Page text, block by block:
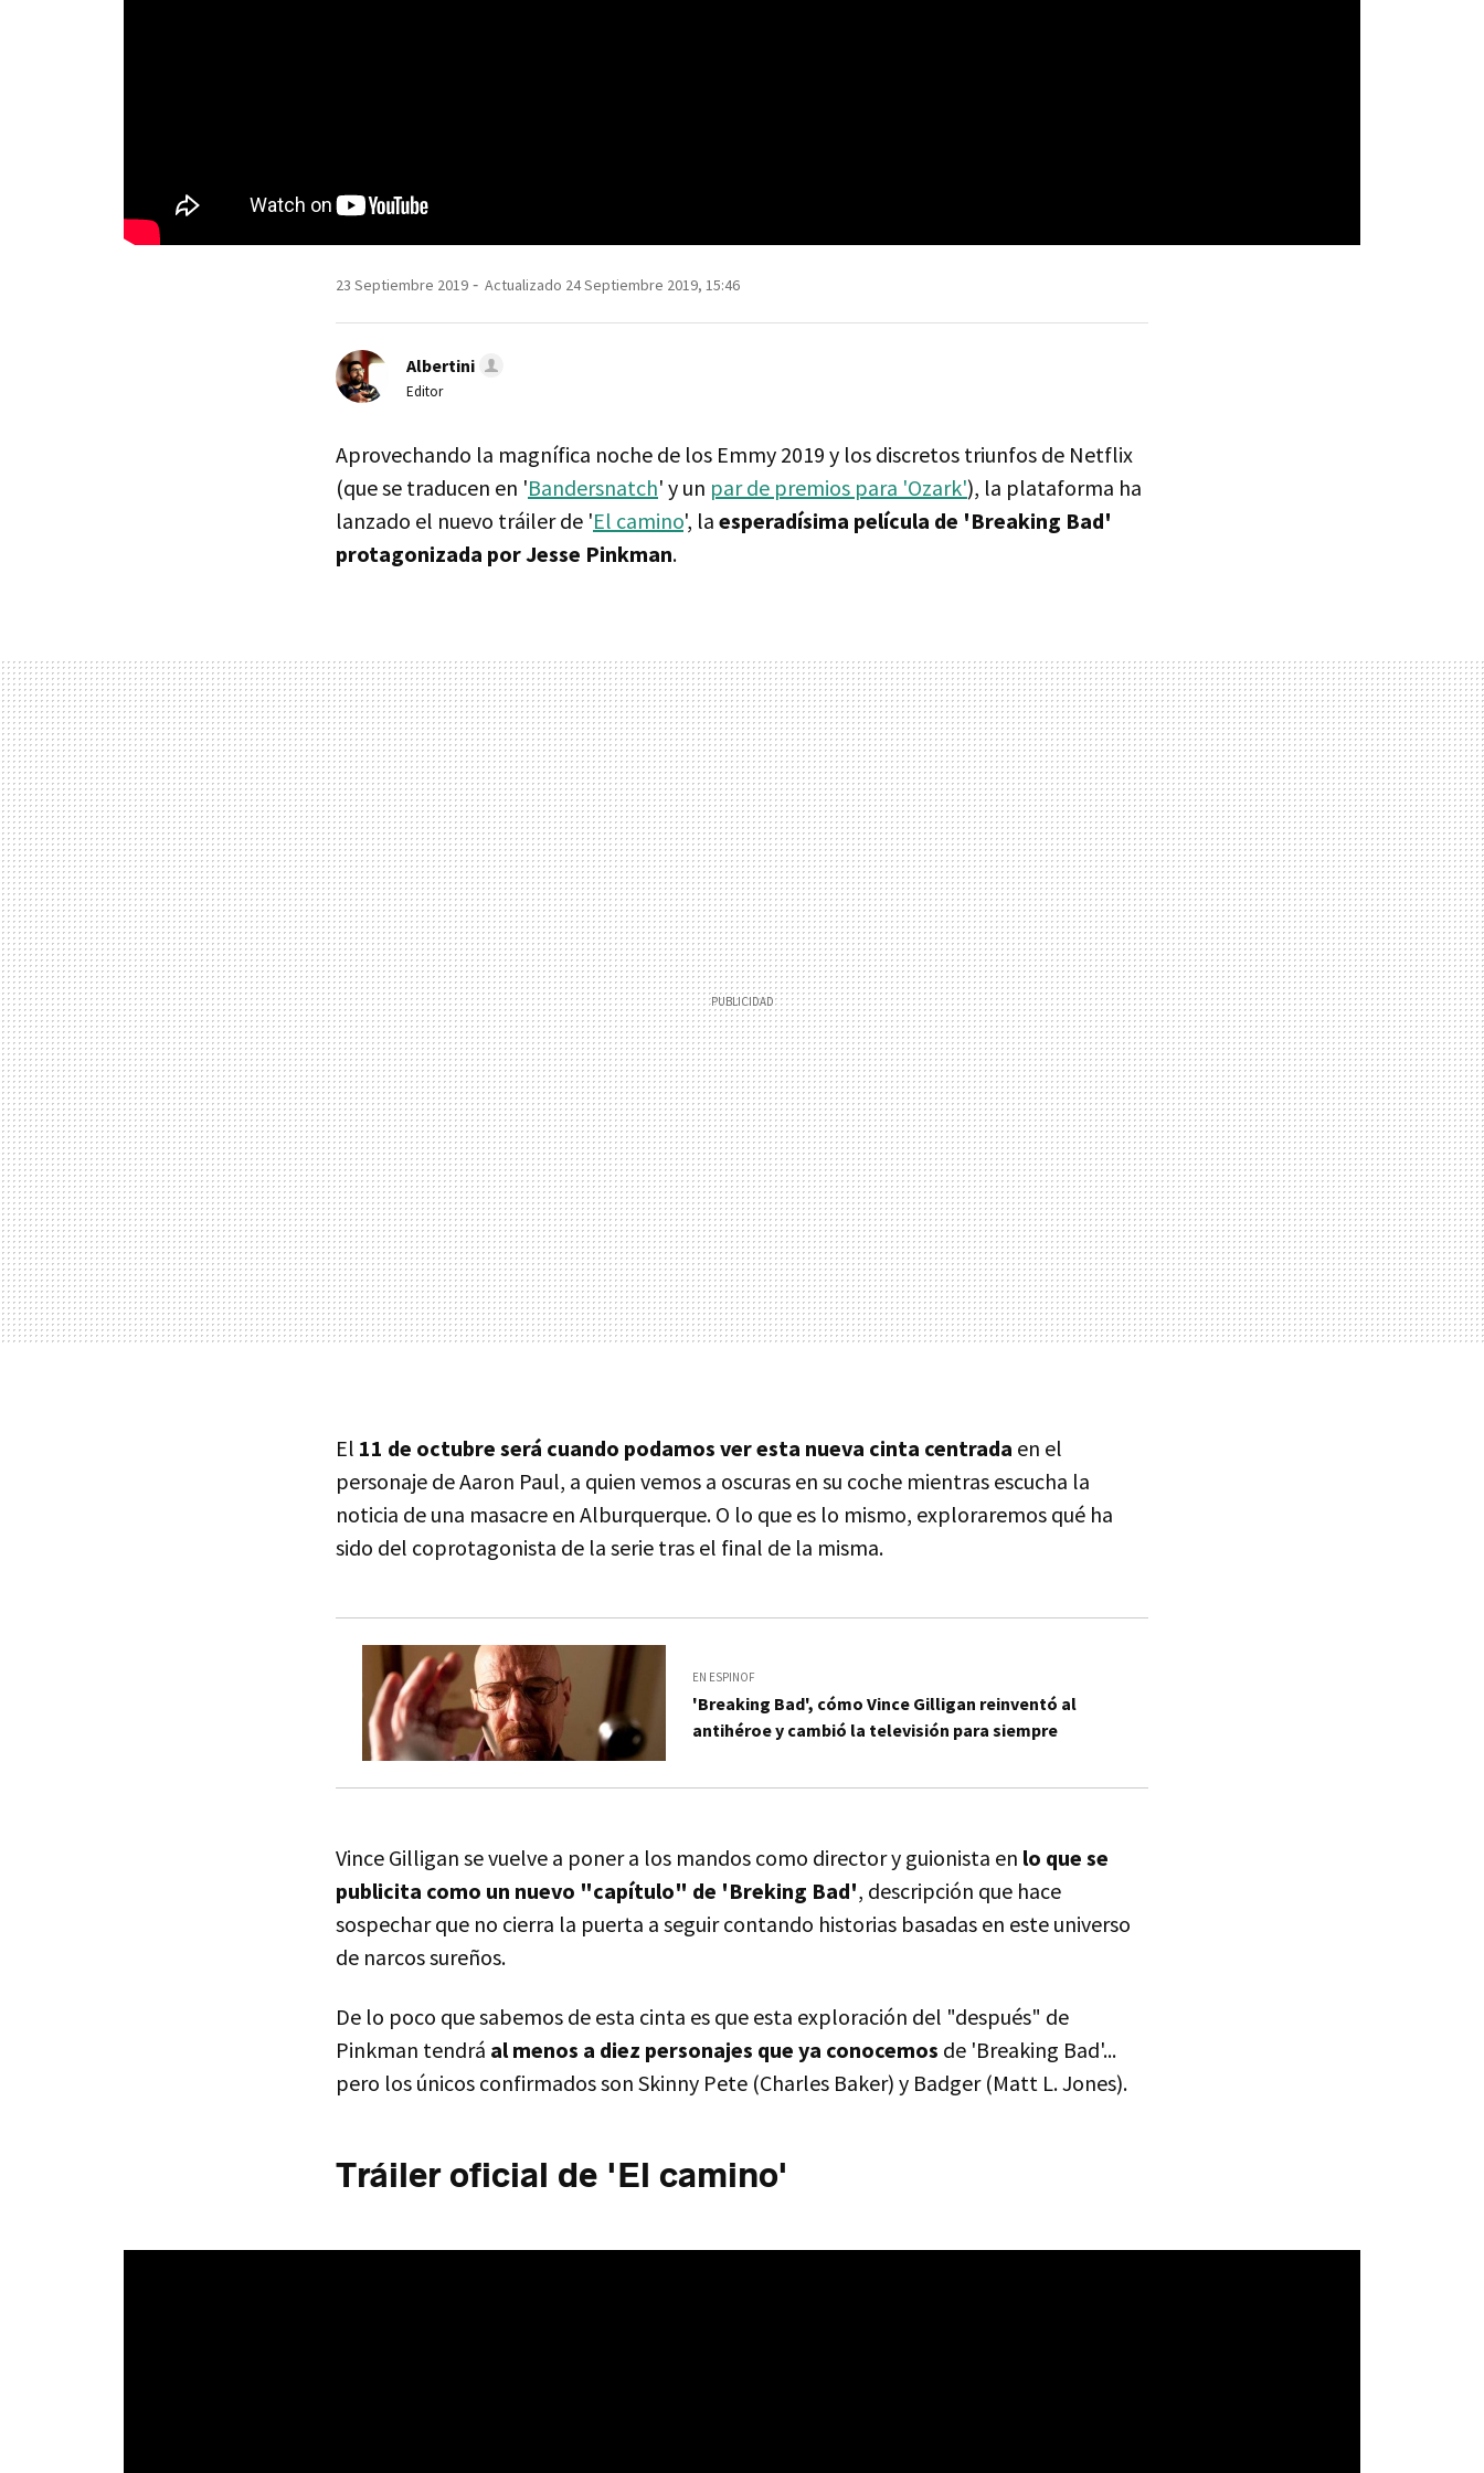
23 Septiembre 2019 Actualizado 24 Septiembre 2019, 15:46
Albertini
Editor
Aprovechando la magnífica noche de los Emmy 2019 y los discretos triunfos de Netflix
(que se traducen en 'Bandersnatch' y un par de premios para 'Ozark'), la plataforma ha
lanzado el nuevo tráiler de 'El camino', la esperadísima película de 'Breaking Bad'
protagonizada por Jesse Pinkman.
El 11 de octubre será cuando podamos ver esta nueva cinta centrada en el
personaje de Aaron Paul, a quien vemos a oscuras en su coche mientras escucha la
noticia de una masacre en Alburquerque. O lo que es lo mismo, exploraremos qué ha
sido del coprotagonista de la serie tras el final de la misma.
EN ESPINOF
'Breaking Bad', cómo Vince Gilligan reinventó al
antihéroe y cambió la televisión para siempre
Vince Gilligan se vuelve a poner a los mandos como director y guionista en lo que se
publicita como un nuevo "capítulo" de 'Breking Bad', descripción que hace
sospechar que no cierra la puerta a seguir contando historias basadas en este universo
de narcos sureños.
De lo poco que sabemos de esta cinta es que esta exploración del "después" de
Pinkman tendrá al menos a diez personajes que ya conocemos de 'Breaking Bad'...
pero los únicos confirmados son Skinny Pete (Charles Baker) y Badger (Matt L. Jones).
Tráiler oficial de 'El camino'